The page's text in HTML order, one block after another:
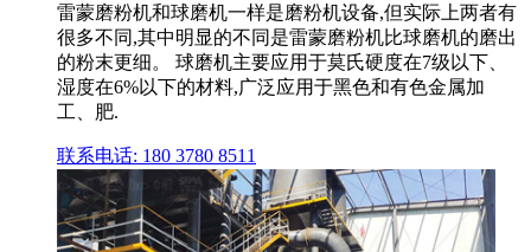
雷蒙磨粉机和球磨机一样是磨粉机设备,但实际上两者有
很多不同,其中明显的不同是雷蒙磨粉机比球磨机的磨出
的粉末更细。 球磨机主要应用于莫氏硬度在7级以下、
湿度在6%以下的材料,广泛应用于黑色和有色金属加
工、肥.
联系电话: 180 3780 8511